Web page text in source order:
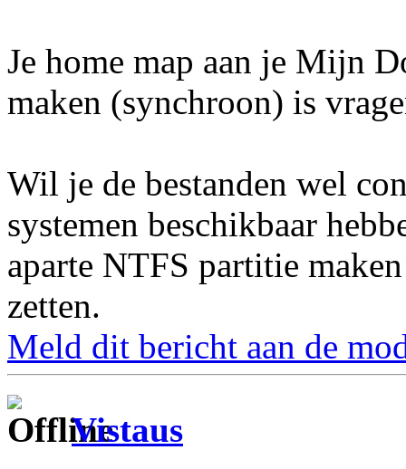
Je home map aan je Mijn
maken (synchroon) is
Wil je de bestanden wel
systemen beschikbaar
aparte NTFS partitie
zetten.
Meld dit bericht aan de
Vistaus